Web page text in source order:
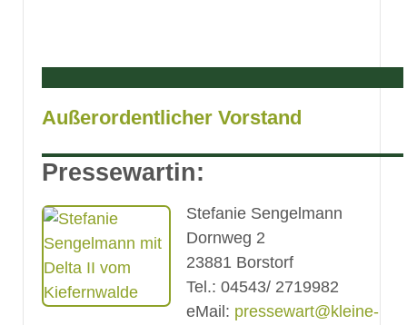
Außerordentlicher Vorstand
Pressewartin:
Stefanie Sengelmann
Dornweg 2
23881 Borstorf
Tel.: 04543/ 2719982
eMail: pressewart@kleine-